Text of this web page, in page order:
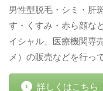
男性型脱毛・シミ・肝
す・くすみ・赤ら顔な
イシャル、医療機関専
メ）の販売などを行っ
詳しくはこちら